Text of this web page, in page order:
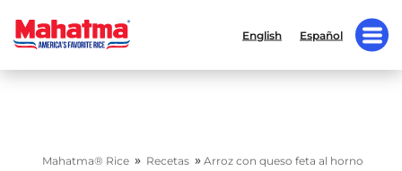
English Español
Mahatma® Rice » Recetas » Arroz con queso feta al horno